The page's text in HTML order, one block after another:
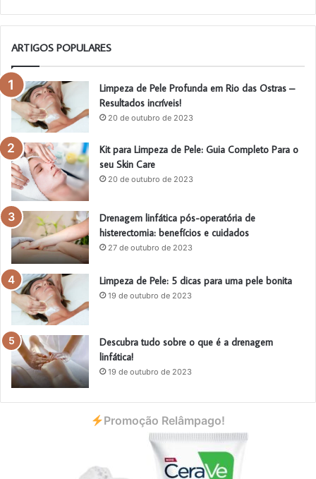
ARTIGOS POPULARES
Limpeza de Pele Profunda em Rio das Ostras –
Resultados incríveis!
20 de outubro de 2023
Kit para Limpeza de Pele: Guia Completo Para o
seu Skin Care
20 de outubro de 2023
Drenagem linfática pós-operatória de
histerectomia: benefícios e cuidados
27 de outubro de 2023
Limpeza de Pele: 5 dicas para uma pele bonita
19 de outubro de 2023
Descubra tudo sobre o que é a drenagem
linfática!
19 de outubro de 2023
Promoção Relâmpago!